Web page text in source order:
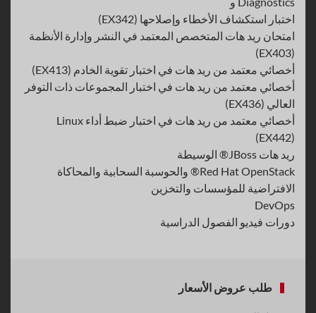
اختبار استكشاف الأخطاء وإصلاحها (EX342)
امتحان ريد هات المتخصص المعتمد في النشر وإدارة الأنظمة
(EX403)
أخصائي معتمد من ريد هات في اختبار تقوية الخادم (EX413)
أخصائي معتمد من ريد هات في اختبار المجموعات ذات التوفر
العالي (EX436)
أخصائي معتمد من ريد هات في اختبار ضبط أداء Linux
(EX442)
ريد هات JBoss® الوسيطة
Red Hat OpenStack® والحوسبة السحابية والمحاكاة
الافتراضية للمؤسسات والتخزين
DevOps
دورات فيديو الفصول الدراسية
طلب عروض الأسعار